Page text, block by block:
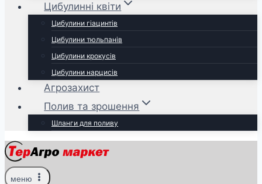
Цибулинні квіти
Цибулини гіацинтів
Цибулини тюльпанів
Цибулини крокусів
Цибулини нарцисів
Агрозахист
Полив та зрошення
Шланги для поливу
меню